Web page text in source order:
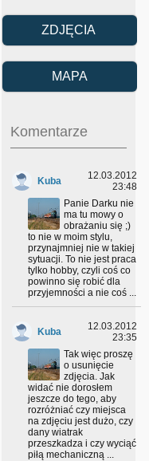
ZDJĘCIA
MAPA
Komentarze
Kuba
12.03.2012
23:48
Panie Darku nie
ma tu mowy o
obrażaniu się ;)
to nie w moim stylu,
przynajmniej nie w takiej
sytuacji. To nie jest praca
tylko hobby, czyli coś co
powinno się robić dla
przyjemności a nie coś ...
Kuba
12.03.2012
23:35
Tak więc proszę
o usunięcie
zdjęcia. Jak
widać nie dorosłem
jeszcze do tego, aby
rozróżniać czy miejsca
na zdjęciu jest dużo, czy
dany wiatrak
przeszkadza i czy wyciąć
piłą mechaniczną ...